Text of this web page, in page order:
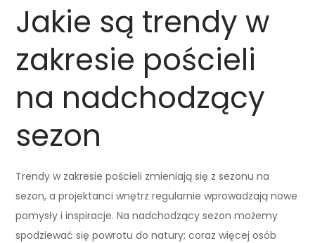
Jakie są trendy w
zakresie pościeli
na nadchodzący
sezon
Trendy w zakresie pościeli zmieniają się z sezonu na
sezon, a projektanci wnętrz regularnie wprowadzają nowe
pomysły i inspiracje. Na nadchodzący sezon możemy
spodziewać się powrotu do natury; coraz więcej osób